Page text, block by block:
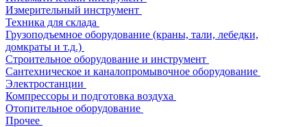
Измерительный инструмент
Техника для склада
Грузоподъемное оборудование (краны, тали, лебедки,
домкраты и т.д.)
Строительное оборудование и инструмент
Сантехническое и каналопромывочное оборудование
Электростанции
Компрессоры и подготовка воздуха
Отопительное оборудование
Прочее